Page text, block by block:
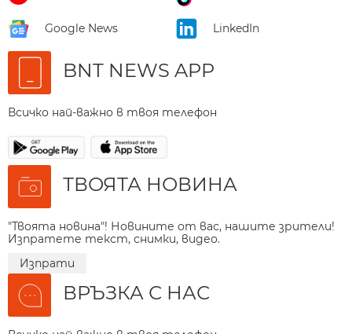
Google News LinkedIn
BNT NEWS APP
Всичко най-важно в твоя телефон
ТВОЯТА НОВИНА
"Твоята новина"! Новините от вас, нашите зрители!
Изпратете текст, снимки, видео.
Изпрати
ВРЪЗКА С НАС